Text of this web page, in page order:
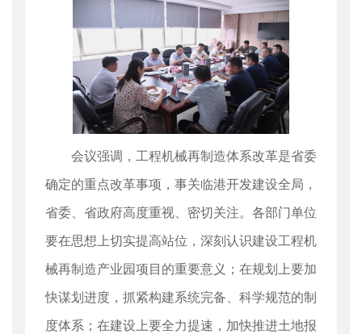
会议强调，工程机械再制造体系改革是省委
确定的重点改革事项，事关临港开发建设全局，
省委、省政府高度重视、密切关注。各部门单位
要在思想上切实提高站位，深刻认识建设工程机
械再制造产业园项目的重要意义；在规划上要加
快谋划进度，抓紧构建系统完备、科学规范的制
度体系；在建设上要全力提速，加快推进土地报